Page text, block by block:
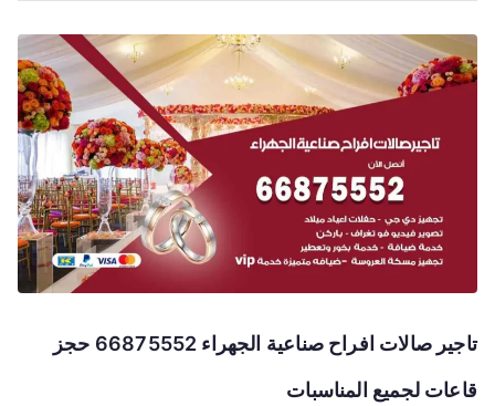
تاجير صالات افراح صناعية الجهراء 66875552 حجز
قاعات لجميع المناسبات